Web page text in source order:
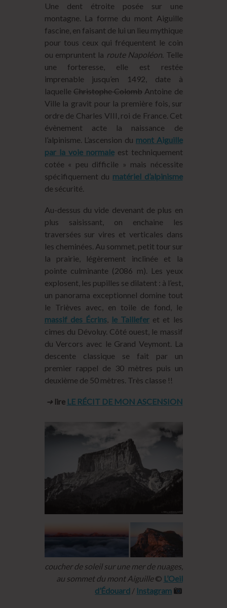
Une dent étroite posée sur une
montagne. La forme du mont Aiguille
fascine, en faisant de lui un lieu mythique
pour tous ceux qui fréquentent le coin
ou empruntent la route Napoléon . Telle
une forteresse, elle est restée
imprenable jusqu’en 1492, date à
laquelle Christophe Colomb Antoine de
Ville la gravit pour la première fois, sur
ordre de Charles VIII, roi de France. Cet
évènement acte la naissance de
l’alpinisme. L’ascension du mont Aiguille
par la voie normaleest techniquement
cotée « peu difficile » mais nécessite
spécifiquement du matériel d’alpinisme
de sécurité.
Au-dessus du vide devenant de plus en
plus saisissant, on enchaine les
traversées sur vires et verticales dans
les cheminées. Au sommet, petit tour sur
la prairie, légèrement inclinée et la
pointe culminante (2086 m). Les yeux
explosent, les pupilles se dilatent : à l’est,
un panorama exceptionnel domine tout
le Trièves avec, en toile de fond, le
massif des Écrins, le Taillefer et et les
cimes du Dévoluy. Côté ouest, le massif
du Vercors avec le Grand Veymont. La
descente classique se fait par un
premier rappel de 30 mètres puis un
deuxième de 50 mètres. Très classe !!
➜ lire LE RÉCIT DE MON ASCENSION
coucher de soleil sur une mer de nuages,
au sommet du mont Aiguille© L’Oeil
d’Édouard / Instagram